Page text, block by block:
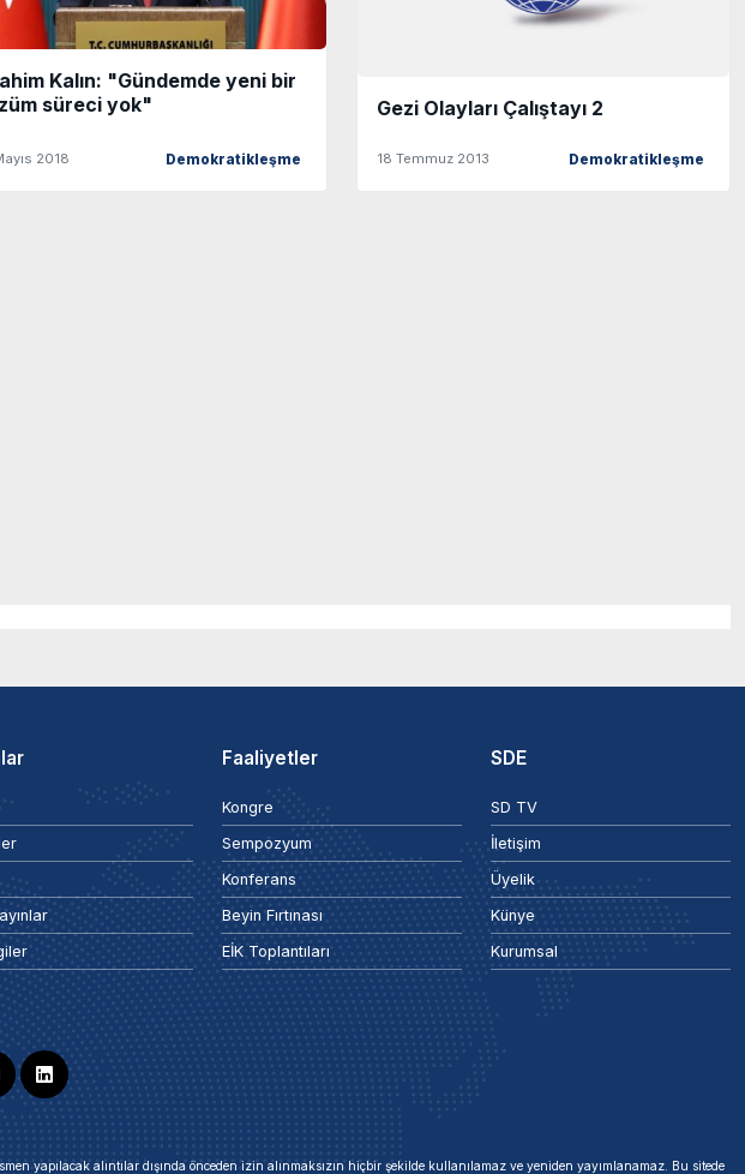
Kalın: "Gündemde yeni bir
süreci yok"
2018 Demokratikleşme
Gezi Olayları Çalıştayı 2
18 Temmuz 2013 Demokratikleşme
Faaliyetler
Kongre
Sempozyum
Konferans
Beyin Fırtınası
EİK Toplantıları
SDE
SD TV
İletişim
Üyelik
Künye
Kurumsal
yapılacak alıntılar dışında önceden izin alınmaksızın hiçbir şekilde kullanılamaz ve yeniden yayımlanamaz. Bu sitede